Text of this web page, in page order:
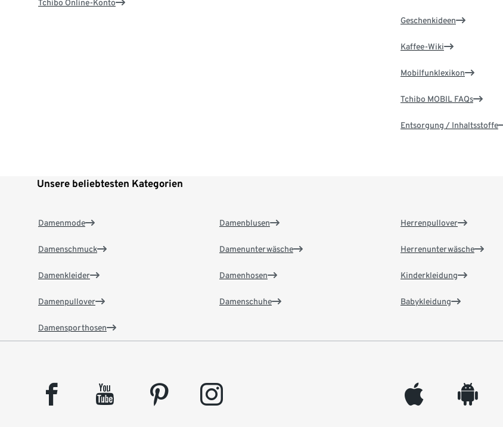
Tchibo Online-Konto
Geschenkideen
Kaffee-Wiki
Mobilfunklexikon
Tchibo MOBIL FAQs
Entsorgung / Inhaltsstoffe
Unsere beliebtesten Kategorien
Damenmode
Damenschmuck
Damenkleider
Damenpullover
Damensporthosen
Damenblusen
Damenunterwäsche
Damenhosen
Damenschuhe
Herrenpullover
Herrenunterwäsche
Kinderkleidung
Babykleidung
facebook youtube pinterest instagram appleinc android